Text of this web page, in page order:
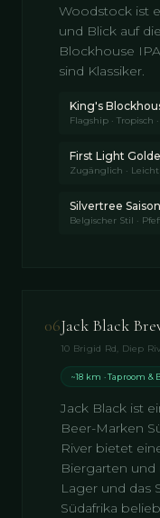
Woodstock ist
und Blick auf
Blockhouse
sind Klassiker.
King's
Flagship · Tropisch
First Light
Zugänglich · Leicht
Silvertree Saison
Belgischer Stil ·
06Jack Black
10 Brigid Rd, Diep
~18 km · Taproom &
Jack Black ist
Beer-Marken
River bietet
Biergarten und
Lager und das
Südafrika